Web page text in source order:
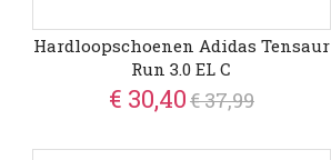
Hardloopschoenen Adidas Tensaur
Run 3.0 EL C
€ 30,40€ 37,99